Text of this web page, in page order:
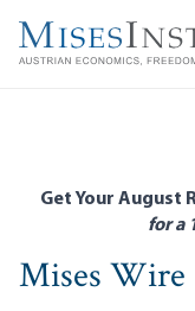
main
Get Your August
for a
Mises Wire